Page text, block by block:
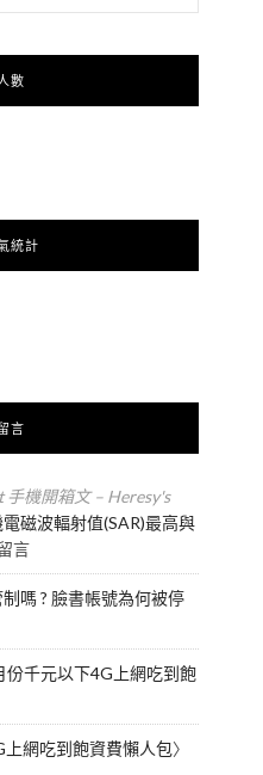
數
統計
言
手機開箱文 – Heresy's
電磁波輻射值(SAR)最高與
言
嗎 ? 臉書帳號為何被停
份千元以下4G上網吃到飽
網吃到飽資費懶人包〉